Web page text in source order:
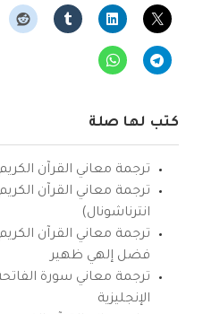
كتب لها صلة
ترجمة معاني القرآن الكريم
ترجمة معاني القرآن
انترناشونال)
ترجمة معاني القرآن
فضل إلهي ظهير
ترجمة معاني سورة
الإنجليزية